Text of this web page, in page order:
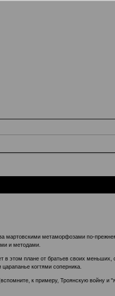
мартовскими метаморфозами по-
и методами.
этом плане от братьев своих
когтями соперника.
к примеру, Троянскую войну и